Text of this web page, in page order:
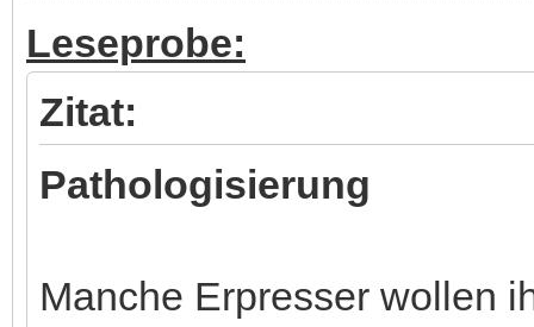
Leseprobe:
Zitat:
Pathologisierung
Manche Erpresser wollen